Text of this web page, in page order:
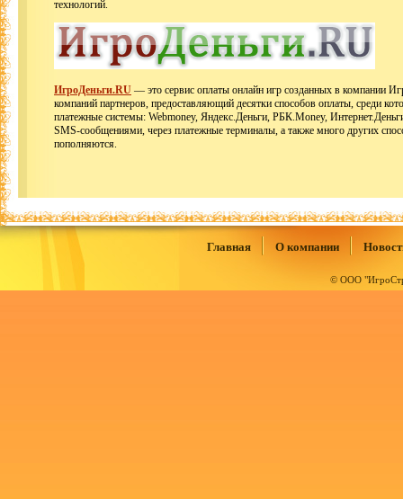
технологий.
ИгроДеньги.RU — это сервис оплаты онлайн игр созданных в компании
компаний партнеров, предоставляющий десятки способов оплаты, среди
платежные системы: Webmoney, Яндекс.Деньги, РБК.Money,
SMS-сообщениями, через платежные терминалы, а также много других
пополняются.
Главная О компании
© ООО